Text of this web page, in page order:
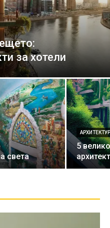
за хотели
света
5